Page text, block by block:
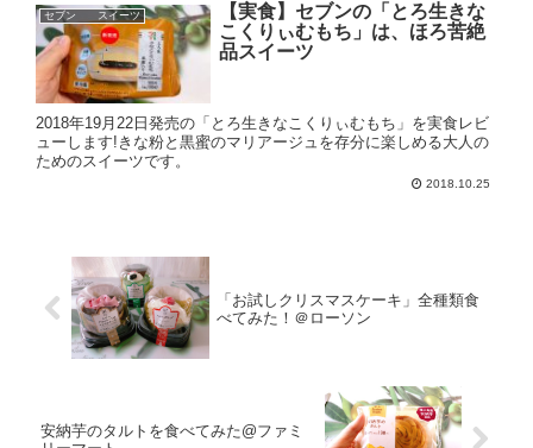
セブン スイーツ
【実食】セブンの「とろ生きな
こくりぃむもち」は、ほろ苦絶
品スイーツ
2018年19月22日発売の「とろ生きなこくりぃむもち」を実食レビ
ューします!きな粉と黒蜜のマリアージュを存分に楽しめる大人の
ためのスイーツです。
2018.10.25
「お試しクリスマスケーキ」全種類食
べてみた！＠ローソン
安納芋のタルトを食べてみた@ファミ